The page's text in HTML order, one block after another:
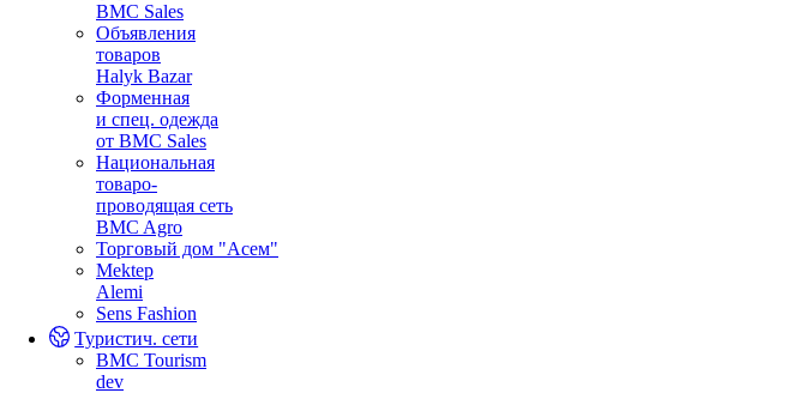
BMC Sales
Объявления
товаров
Halyk Bazar
Форменная
и спец. одежда
от BMC Sales
Национальная
товаро-
проводящая сеть
BMC Agro
Торговый дом "Асем"
Mektep
Alemi
Sens Fashion
Туристич. сети
BMC Tourism
dev